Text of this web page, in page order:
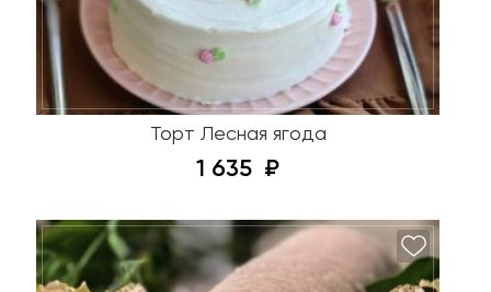
Торт Лесная ягода
1 635